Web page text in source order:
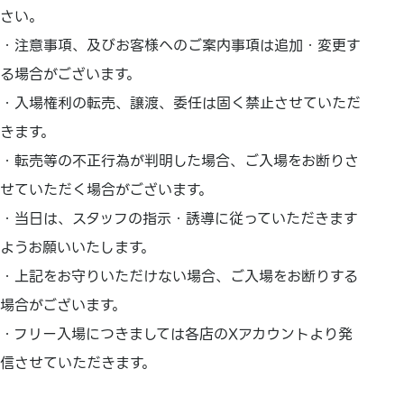
さい。
・注意事項、及びお客様へのご案内事項は追加・変更す
る場合がございます。
・入場権利の転売、譲渡、委任は固く禁止させていただ
きます。
・転売等の不正行為が判明した場合、ご入場をお断りさ
せていただく場合がございます。
・当日は、スタッフの指示・誘導に従っていただきます
ようお願いいたします。
・上記をお守りいただけない場合、ご入場をお断りする
場合がございます。
・フリー入場につきましては各店のXアカウントより発
信させていただきます。